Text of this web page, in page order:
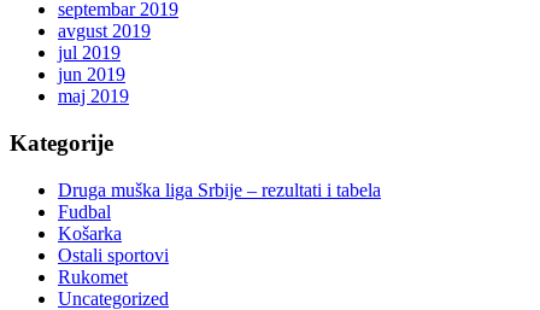
septembar 2019
avgust 2019
jul 2019
jun 2019
maj 2019
Kategorije
Druga muška liga Srbije – rezultati i tabela
Fudbal
Košarka
Ostali sportovi
Rukomet
Uncategorized